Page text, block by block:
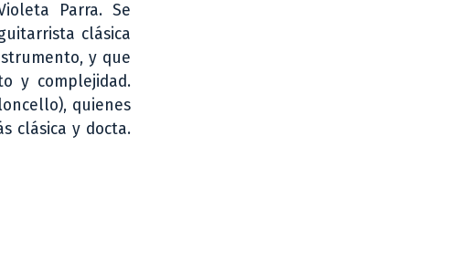
Parra. Se
clásica
y que
y complejidad.
quienes
clásica y docta.